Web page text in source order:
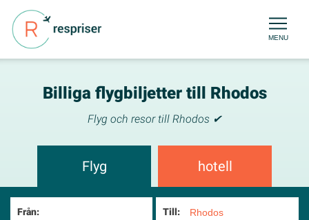
MENU
Billiga flygbiljetter till Rhodos
Flyg och resor till Rhodos ✔
Flyg hotell
Från: Till: